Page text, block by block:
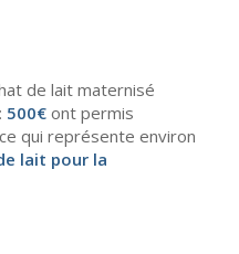
de lait maternisé
500€ont permis
qui représente environ
lait pour la